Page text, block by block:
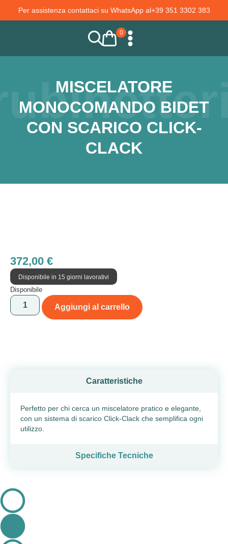
Per assistenza contattaci su WhatsApp al+39 351 3302 383
0
MISCELATORE
MONOCOMANDO BIDET
CON SCARICO CLICK-
CLACK
372,00 €
Disponibile in 15 giorni lavorativi
Disponibile
Aggiungi al carrello
Caratteristiche
Specifiche Tecniche
Perfetto per chi cerca un miscelatore pratico e elegante,
con un sistema di scarico Click-Clack che semplifica ogni
utilizzo.